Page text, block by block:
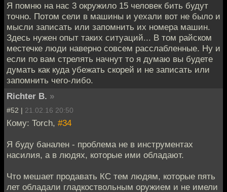
Я помню на нас 3 окружило 15 человек бить будут
точно. Потом сели в машины и уехали вот не было и
мысли записать или запомнить их номера машин.
Здесь нужен опыт таких ситуаций... В том райском
местечке люди наверно совсем расслабленные. Ну и
если по вам стрелять начнут то я думаю вы будете
думать как куда убежать скорей и не записать или
запомнить чего-либо.
Richter B. »
#52 | 21.02.16 20:50
Кому: Torch, #34
Я буду банален - проблема не в инструментах
насилия, а в людях, которые ими обладают.
Что мешает продавать КС тем людям, которые пять
лет обладали гладкоствольным оружием и не имели